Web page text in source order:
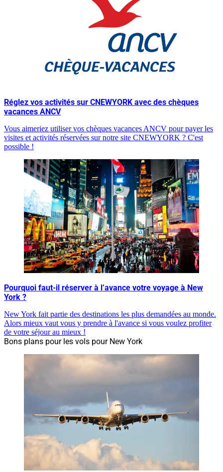
Réglez vos activités sur CNEWYORK avec des chèques
vacances ANCV
Vous aimeriez utiliser vos chèques vacances ANCV pour payer les
visites et activités réservées sur notre site CNEWYORK ? C'est
possible !
Pourquoi faut-il réserver à l’avance votre voyage à New
York ?
New York fait partie des destinations les plus demandées au monde.
Alors mieux vaut vous y prendre à l'avance si vous voulez profiter
de votre séjour au mieux !
Bons plans pour les vols pour New York